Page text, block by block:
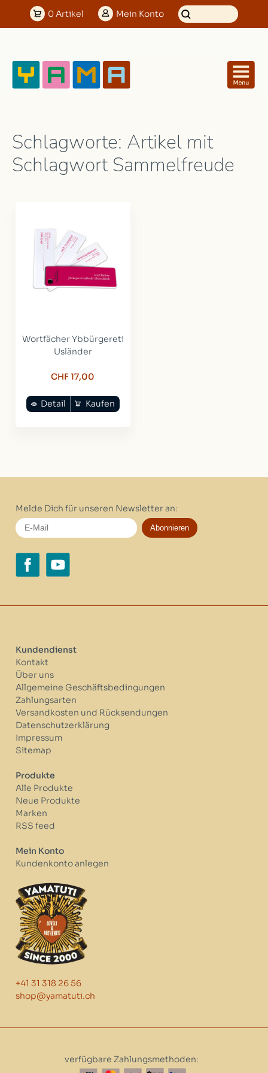
0Artikel Mein Konto
Schlagworte: Artikel mit
Schlagwort Sammelfreude
Wortfächer Ybbürgereti
Usländer
CHF 17,00
Kaufen
Detail
Melde Dich für unseren Newsletter an:
Abonnieren
Kundendienst
Kontakt
Über uns
Allgemeine Geschäftsbedingungen
Zahlungsarten
Versandkosten und Rücksendungen
Datenschutzerklärung
Impressum
Sitemap
Produkte
Alle Produkte
Neue Produkte
Marken
RSS feed
Mein Konto
Kundenkonto anlegen
+41 31 318 26 56
shop@yamatuti.ch
verfügbare Zahlungsmethoden: